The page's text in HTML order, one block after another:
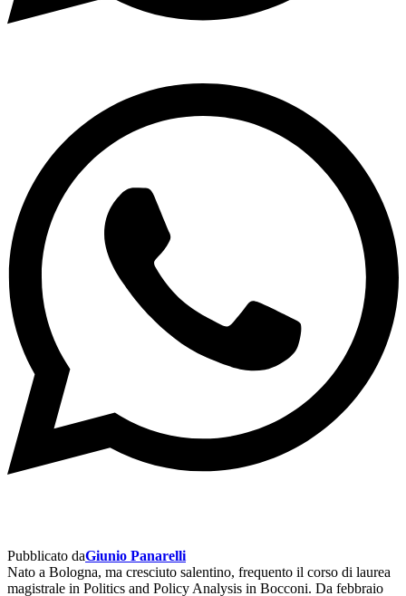
Pubblicato daGiunio Panarelli
Nato a Bologna, ma cresciuto salentino, frequento il corso di laurea
magistrale in Politics and Policy Analysis in Bocconi. Da febbraio